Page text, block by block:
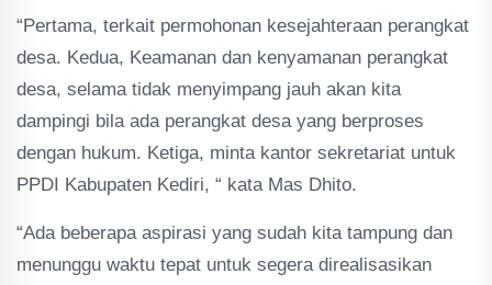
“Pertama, terkait permohonan kesejahteraan perangkat
desa. Kedua, Keamanan dan kenyamanan perangkat
desa, selama tidak menyimpang jauh akan kita
dampingi bila ada perangkat desa yang berproses
dengan hukum. Ketiga, minta kantor sekretariat untuk
PPDI Kabupaten Kediri, “ kata Mas Dhito.
“Ada beberapa aspirasi yang sudah kita tampung dan
menunggu waktu tepat untuk segera direalisasikan